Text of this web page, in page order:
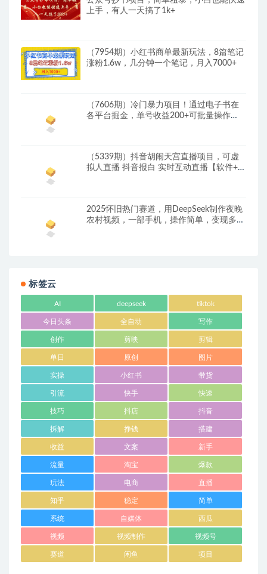
上手，有人一天搞了1k+
（7954期）小红书商单最新玩法，8篇笔记
涨粉1.6w，几分钟一个笔记，月入7000+
（7606期）冷门暴力项目！通过电子书在
各平台掘金，单号收益200+可批量操作
（5339期）抖音胡闹天宫直播项目，可虚
拟人直播 抖音报白 实时互动直播【软件+教
2025怀旧热门赛道，用DeepSeek制作夜晚
农村视频，一部手机，操作简单，变现多
标签云
AI deepseek tiktok
今日头条 全自动 写作
创作 剪映 剪辑
单日 原创 图片
实操 小红书 带货
引流 快手 快速
技巧 抖店 抖音
拆解 挣钱 搭建
收益 文案 新手
流量 淘宝 爆款
玩法 电商 直播
知乎 稳定 简单
系统 自媒体 西瓜
视频 视频制作 视频号
赛道 闲鱼 项目